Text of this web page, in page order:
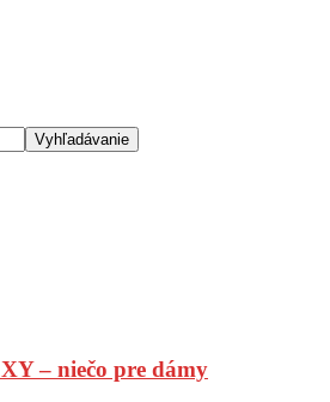
– niečo pre dámy